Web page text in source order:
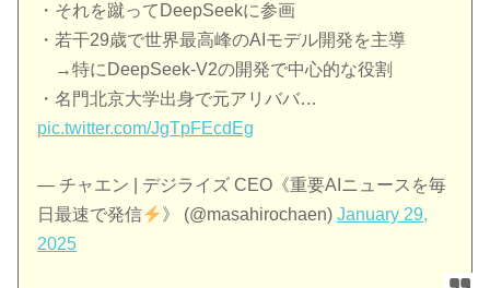
・それを蹴ってDeepSeekに参画
・若干29歳で世界最高峰のAIモデル開発を主導
→特にDeepSeek-V2の開発で中心的な役割
・名門北京大学出身で元アリババ…
pic.twitter.com/JgTpFEcdEg
— チャエン | デジライズ CEO《重要AIニュースを毎
日最速で発信
》 (@masahirochaen) January 29,
2025